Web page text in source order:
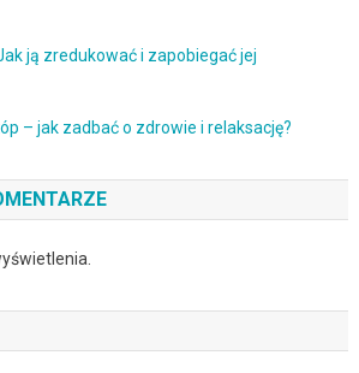
ją zredukować i zapobiegać jej
– jak zadbać o zdrowie i relaksację?